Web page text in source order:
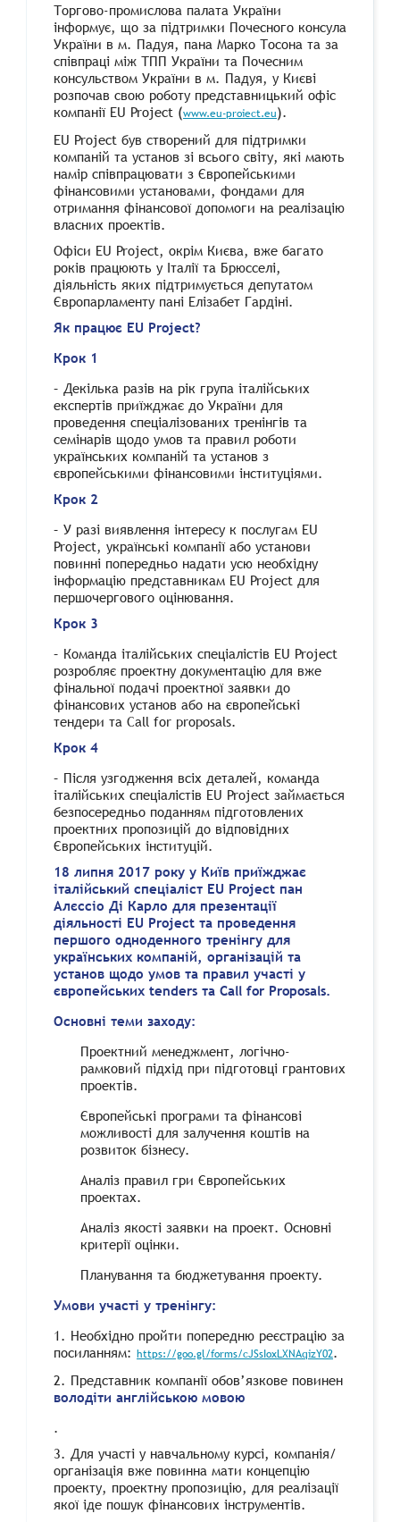
Торгово-промислова палата України
інформує, що за підтримки Почесного консула
України в м. Падуя, пана Марко Тосона та за
співпраці між ТПП України та Почесним
консульством України в м. Падуя, у Києві
розпочав свою роботу представницький офіс
компанії EU Project (www.eu-proiect.eu).
EU Project був створений для підтримки
компаній та установ зі всього світу, які мають
намір співпрацювати з Європейськими
фінансовими установами, фондами для
отримання фінансової допомоги на реалізацію
власних проектів.
Офіси EU Project, окрім Києва, вже багато
років працюють у Італії та Брюсселі,
діяльність яких підтримується депутатом
Європарламенту пані Елізабет Гардіні.
Як працює EU Project?
Крок 1
– Декілька разів на рік група італійських
експертів приїжджає до України для
проведення спеціалізованих тренінгів та
семінарів щодо умов та правил роботи
українських компаній та установ з
європейськими фінансовими інституціями.
Крок 2
– У разі виявлення інтересу к послугам EU
Project, українські компанії або установи
повинні попередньо надати усю необхідну
інформацію представникам EU Project для
першочергового оцінювання.
Крок 3
– Команда італійських спеціалістів EU Project
розробляє проектну документацію для вже
фінальної подачі проектної заявки до
фінансових установ або на європейські
тендери та Call for proposals.
Крок 4
– Після узгодження всіх деталей, команда
італійських спеціалістів EU Project займається
безпосередньо поданням підготовлених
проектних пропозицій до відповідних
Європейських інституцій.
18 липня 2017 року у Київ приїжджає
італійський спеціаліст EU Project пан
Алєссіо Ді Карло для презентації
діяльності EU Project та проведення
першого одноденного тренінгу для
українських компаній, організацій та
установ щодо умов та правил участі у
європейських tenders та Call for Proposals.
Основні теми заходу:
Проектний менеджмент, логічно-
рамковий підхід при підготовці грантових
проектів.
Європейські програми та фінансові
можливості для залучення коштів на
розвиток бізнесу.
Аналіз правил гри Європейських
проектах.
Аналіз якості заявки на проект. Основні
критерії оцінки.
Планування та бюджетування проекту.
Умови участі у тренінгу:
1. Необхідно пройти попередню реєстрацію за
посиланням: https://goo.gl/forms/cJSsIoxLXNAqizY02.
2. Представник компанії обов’язкове повинен
володіти англійською мовою
.
3. Для участі у навчальному курсі, компанія/
організація вже повинна мати концепцію
проекту, проектну пропозицію, для реалізації
якої іде пошук фінансових інструментів.